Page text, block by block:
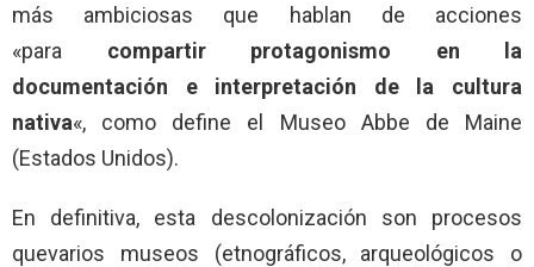
más ambiciosas que hablan de acciones
«para compartir protagonismo en la
documentación e interpretación de la cultura
nativa«, como define el Museo Abbe de Maine
(Estados Unidos).
En definitiva, esta descolonización son procesos
quevarios museos (etnográficos, arqueológicos o